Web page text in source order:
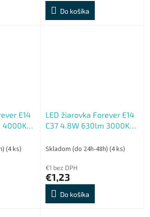
Do košíka
E14
4000K
(4 ks)
LED žiarovka Forever E14
C37 4.8W 630lm 3000K
Skladom (do 24h-48h) (4 ks)
€1 bez DPH
€1,23
Do košíka